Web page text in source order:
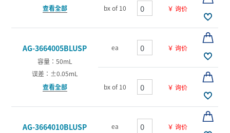
查看全部
bx of 10 ￥ 询价
AG-3664005BLUSP
容量：50mL
误差：±0.05mL
查看全部
ea ￥ 询价
bx of 10 ￥ 询价
AG-3664010BLUSP ea ￥ 询价